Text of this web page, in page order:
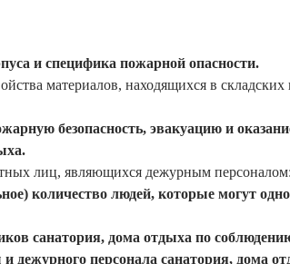
и специфика пожарной опасности.
материалов, находящихся в
безопасность, эвакуацию и
лиц, являющихся дежурным персоналом:
количество людей, которые могут
санатория, дома отдыха по
дежурного персонала санатория, дома